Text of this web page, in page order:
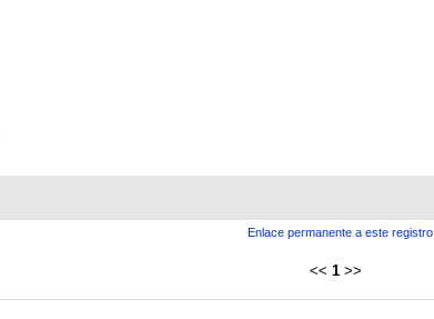
Enlace permanente a este registro
<< 1 >>